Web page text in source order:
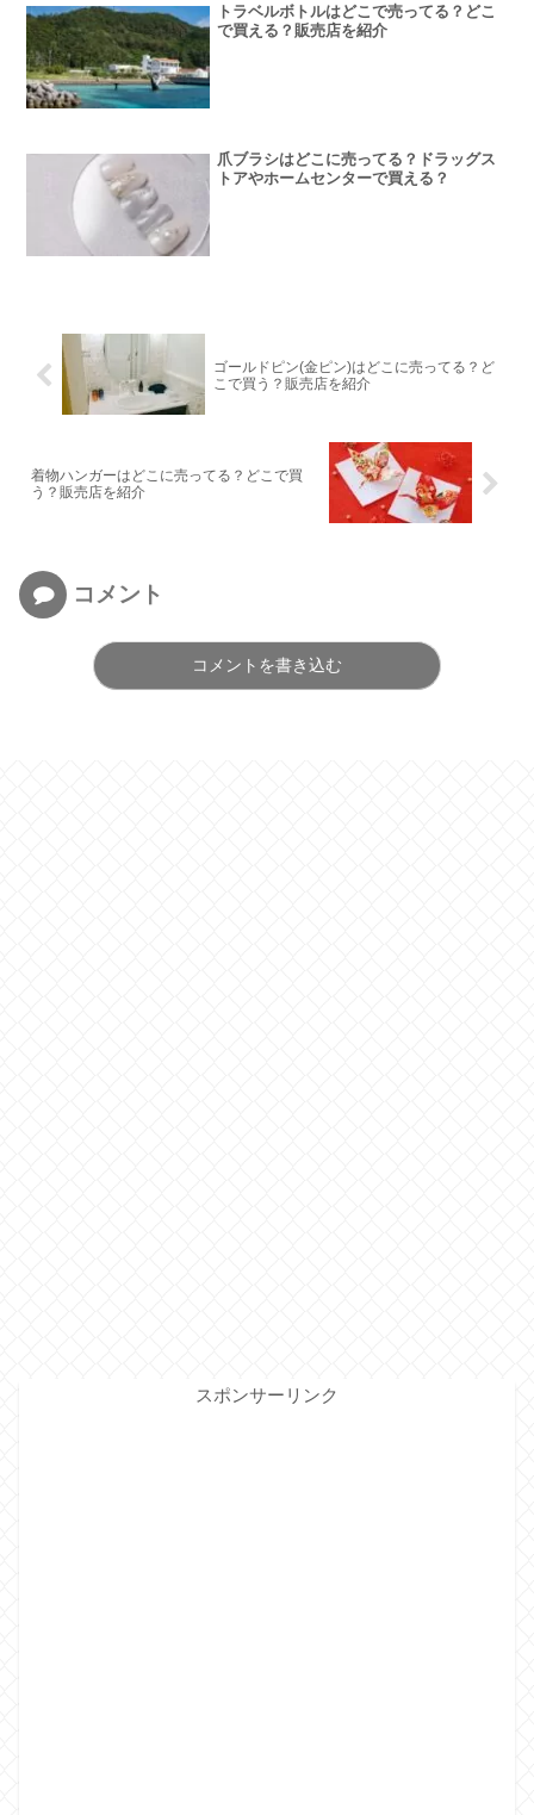
トラベルボトルはどこで売ってる？どこ
で買える？販売店を紹介
爪ブラシはどこに売ってる？ドラッグス
トアやホームセンターで買える？
ゴールドピン(金ピン)はどこに売ってる？ど
こで買う？販売店を紹介
着物ハンガーはどこに売ってる？どこで買
う？販売店を紹介
コメント
コメントを書き込む
スポンサーリンク